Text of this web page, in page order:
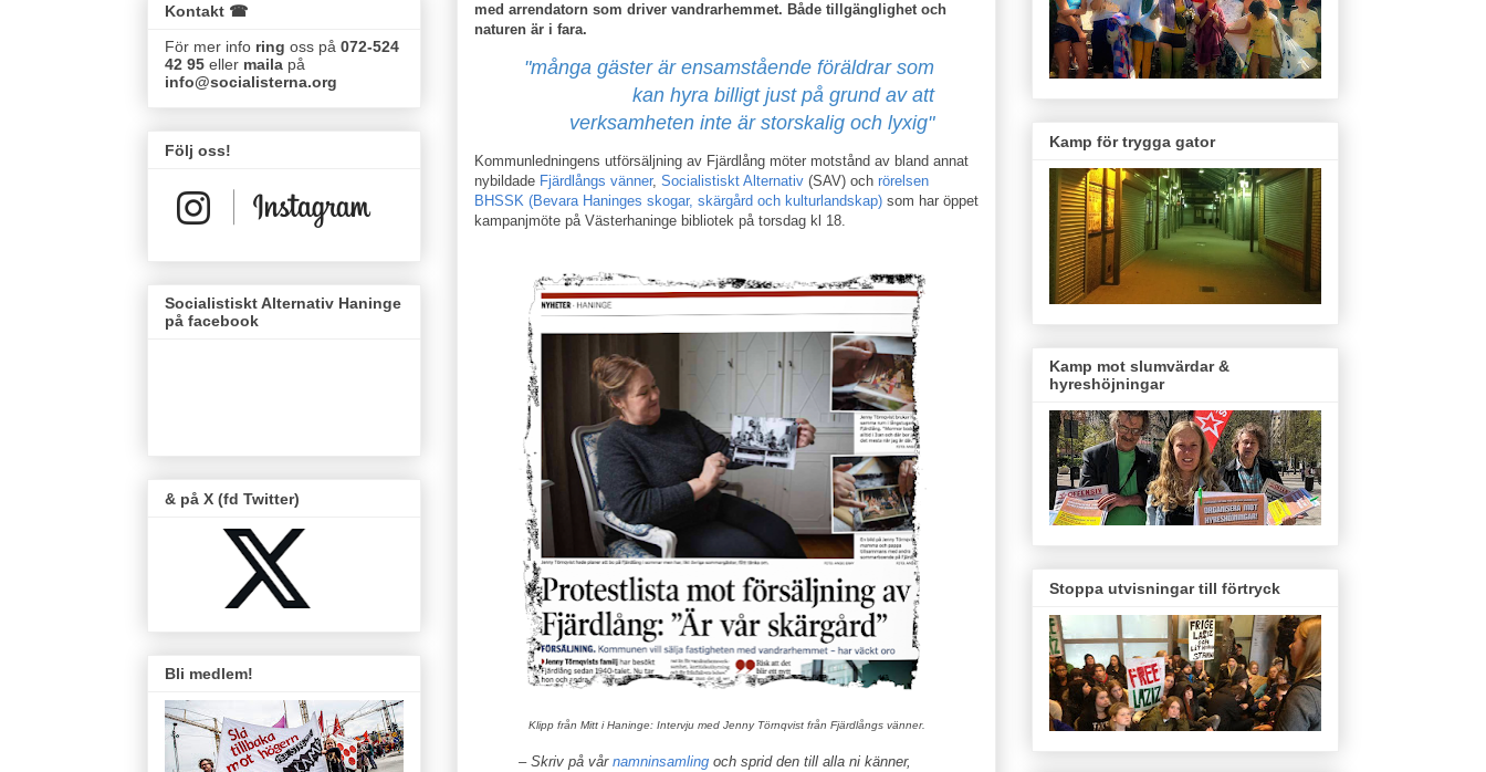
med arrendatorn som driver vandrarhemmet. Både tillgänglighet och
naturen är i fara.
"många gäster är ensamstående föräldrar som
kan hyra billigt just på grund av att
verksamheten inte är storskalig och lyxig"
Kommunledningens utförsäljning av Fjärdlång möter motstånd av bland annat
nybildade Fjärdlångs vänner, Socialistiskt Alternativ (SAV) och rörelsen
BHSSK (Bevara Haninges skogar, skärgård och kulturlandskap) som har öppet
kampanjmöte på Västerhaninge bibliotek på torsdag kl 18.
Klipp från Mitt i Haninge: Intervju med Jenny Törnqvist från Fjärdlångs vänner.
– Skriv på vår namninsamling och sprid den till alla ni känner,
Kontakt ☎
För mer info ring oss på 072-524
42 95 eller maila på
info@socialisterna.org
Följ oss!
Socialistiskt Alternativ Haninge
på facebook
& på X (fd Twitter)
Bli medlem!
Kamp för trygga gator
Kamp mot slumvärdar &
hyreshöjningar
Stoppa utvisningar till förtryck